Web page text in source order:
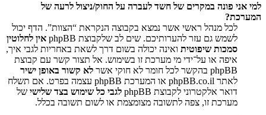
למי אני פונה במקרים של חשד לעברה על החוק/ניצול לרעה של
המערכת?
לכל מנהל ראשי אשר נמצא בקבוצה הנקראת “הצוות”. הדף יכול
לשמש גם עזר להערותיכם. שים לב שלקבוצת phpBB
אין לחלוטין
סמכות שיפוטית ואינה יכולה בשום דרך לשאת באחריות לגבי איך,
איפה או על־ידי מי מערכת זו בשימוש. אל תצור קשר עם קבוצת
phpBB בהקשר לכל חומר לא חוקי אשר
לא קשור באופן ישיר
לאתר phpBB.co.il או המערכת phpBB עצמה בפרט. אם תשלח
דואר אלקטרוני לקבוצת phpBB
לגבי כל שימוש בצד שלישי של
מערכת זו, צפה לתשובה מצומצמת או לשום תשובה בכלל.